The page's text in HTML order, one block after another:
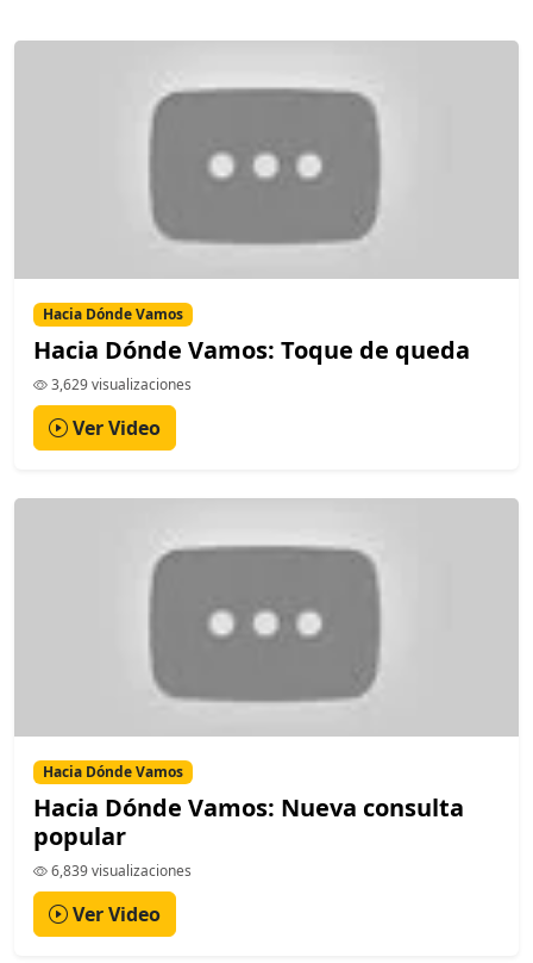
Hacia Dónde Vamos
Hacia Dónde Vamos: Toque de queda
3,629 visualizaciones
Ver Video
Hacia Dónde Vamos
Hacia Dónde Vamos: Nueva consulta
popular
6,839 visualizaciones
Ver Video